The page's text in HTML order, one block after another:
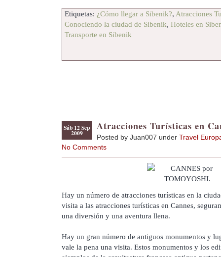
Etiquetas: ¿Cómo llegar a Sibenik?, Atracciones
Conociendo la ciudad de Sibenik, Hoteles en
Transporte en Sibenik
Sáb 12 Sep
2009
Atracciones Turísticas en
Posted by Juan007 under Travel
No Comments
Hay un número de atracciones turísticas en la
visita a las atracciones turísticas en Cannes,
una diversión y una aventura llena.
Hay un gran número de antiguos monumentos y
vale la pena una visita. Estos monumentos y los